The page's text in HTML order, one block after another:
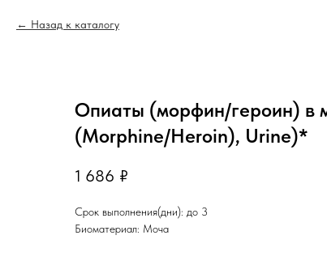
Назад к каталогу
Опиаты (морфин/героин) в
(Morphine/Heroin), Urine)*
1 686 ₽
Срок выполнения(дни): до 3
Биоматериал: Моча